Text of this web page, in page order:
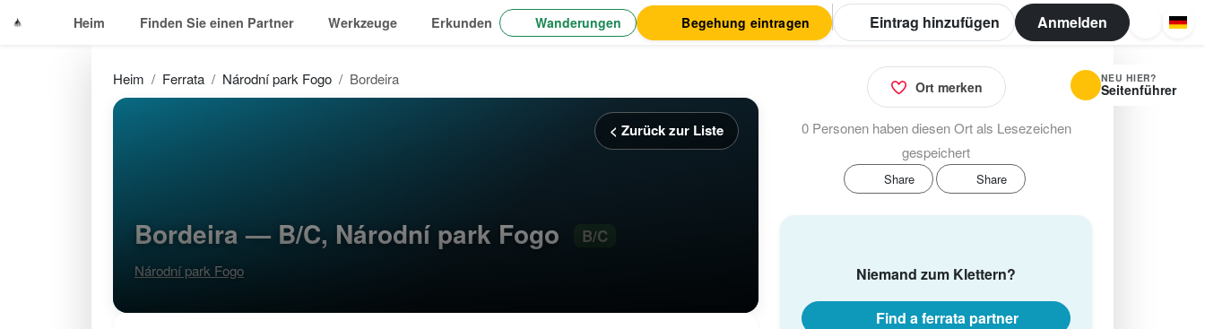
Heim Finden Sie einen Partner Werkzeuge Erkunden Wanderungen Begehung eintragen Eintrag hinzufügen Anmelden
Heim Ferrata Národní park Fogo Bordeira
< Zurück zur Liste
Bordeira — B/C, Národní park Fogo B/C
Národní park Fogo
Ort merken
0 Personen haben diesen Ort als Lesezeichen
gespeichert
Share Share
Niemand zum Klettern?
Find a ferrata partner
NEU HIER?
Seitenführer